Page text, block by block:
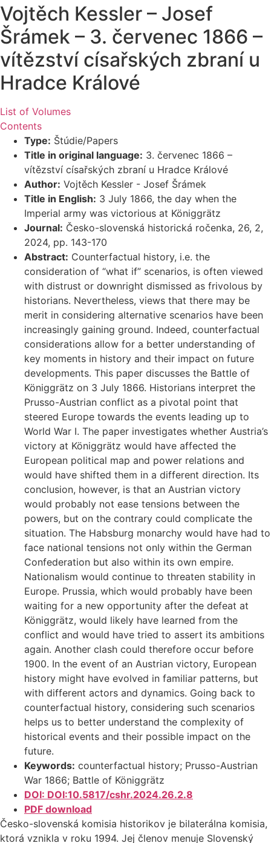
Vojtěch Kessler – Josef
Šrámek – 3. červenec 1866 –
vítězství císařských zbraní u
Hradce Králové
List of Volumes
Contents
Type: Štúdie/Papers
Title in original language: 3. červenec 1866 –
vítězství císařských zbraní u Hradce Králové
Author: Vojtěch Kessler - Josef Šrámek
Title in English: 3 July 1866, the day when the
Imperial army was victorious at Königgrätz
Journal: Česko-slovenská historická ročenka, 26, 2,
2024, pp. 143-170
Abstract: Counterfactual history, i.e. the
consideration of “what if” scenarios, is often viewed
with distrust or downright dismissed as frivolous by
historians. Nevertheless, views that there may be
merit in considering alternative scenarios have been
increasingly gaining ground. Indeed, counterfactual
considerations allow for a better understanding of
key moments in history and their impact on future
developments. This paper discusses the Battle of
Königgrätz on 3 July 1866. Historians interpret the
Prusso-Austrian conflict as a pivotal point that
steered Europe towards the events leading up to
World War I. The paper investigates whether Austria’s
victory at Königgrätz would have affected the
European political map and power relations and
would have shifted them in a different direction. Its
conclusion, however, is that an Austrian victory
would probably not ease tensions between the
powers, but on the contrary could complicate the
situation. The Habsburg monarchy would have had to
face national tensions not only within the German
Confederation but also within its own empire.
Nationalism would continue to threaten stability in
Europe. Prussia, which would probably have been
waiting for a new opportunity after the defeat at
Königgrätz, would likely have learned from the
conflict and would have tried to assert its ambitions
again. Another clash could therefore occur before
1900. In the event of an Austrian victory, European
history might have evolved in familiar patterns, but
with different actors and dynamics. Going back to
counterfactual history, considering such scenarios
helps us to better understand the complexity of
historical events and their possible impact on the
future.
Keywords: counterfactual history; Prusso-Austrian
War 1866; Battle of Königgrätz
DOI: DOI:10.5817/cshr.2024.26.2.8
PDF download
Česko-slovenská komisia historikov je bilaterálna komisia,
ktorá vznikla v roku 1994. Jej členov menuje Slovenský